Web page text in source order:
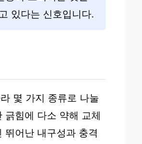
있다는 신호입니다.
몇 가지 종류로 나눌
긁힘에 다소 약해 교체
뛰어난 내구성과 충격